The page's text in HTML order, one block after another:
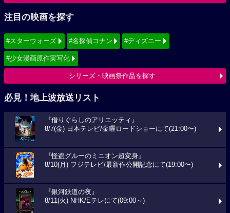
注目の映画を探す
#スターウォーズ #名探偵コナン #ディズニー
#少女漫画原作実写化
シリーズ・映画祭作品を探す
必見！地上波放送リスト
『借りぐらしのアリエッティ』
8/7(金) 日本テレビ/金曜ロードショーにて(21:00〜)
『怪盗グルーのミニオン超変身』
8/10(月) フジテレビ/最新作公開記念にて(19:00〜)
『銀河鉄道の夜』
8/11(火) NHK/Eテレにて(09:00～)